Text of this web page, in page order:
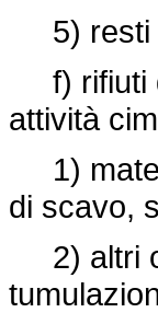
5) resti
f) rifiuti
attività
1)
di scavo,
2) altri